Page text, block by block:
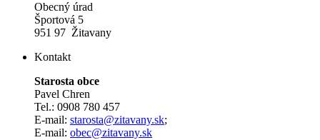
Obecný úrad
Športová 5
951 97 Žitavany
Kontakt
Starosta obce
Pavel Chren
Tel.: 0908 780 457
E-mail: starosta@zitavany.sk;
E-mail: obec@zitavany.sk